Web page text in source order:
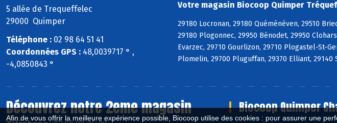
Afin de vous offrir la meilleure expérience possible, Biocoop utilise des cookies : pour assurer une
5 allée de Trequeffelec
29000 Quimper
Téléphone : 02 98 64 51 41
Coordonnées GPS : 48,0039717 ° ,
-4,0850843 °
Votre magasin Biocoop Quimper
29180 Locronan, 29180 Quéménéven, 29510
29180 Plogonnec, 29950 Bénodet, 29950
Evarzec, 29710 Gourlizon, 29710 Plogastel-St-
Plomelin, 29700 Pluguffan, 29370 Elliant, 29140
Découvrez notre 2eme magasin Biocoop Quimper